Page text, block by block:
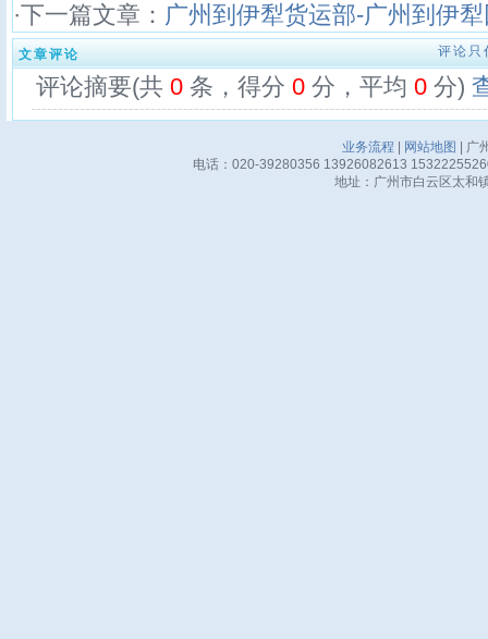
·下一篇文章： 广州到伊犁货运部-广州到伊
文章评论 评论只
评论摘要(共 0 条，得分 0 分，平均 0 分)
业务流程 网站地图
| 广
电话：020-39280356 13926082613
地址：广州市白云区太和